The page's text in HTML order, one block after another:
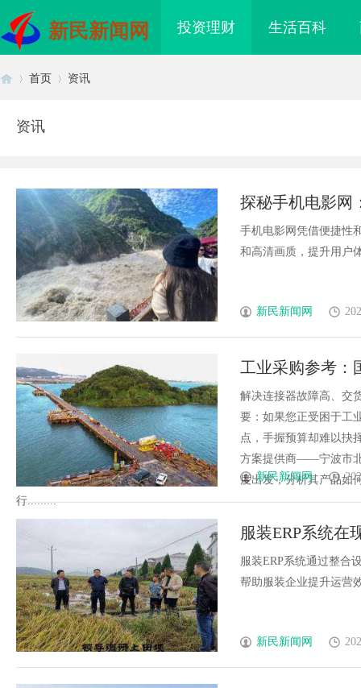
新民新闻网 投资理财 生活百科
首页 资讯
资讯
探秘手机电影网
手机电影网凭借便捷性
和高清画质，提升用户
新民新闻网
工业采购参考：
解决连接器故障高、交
要：如果您正受困于工
点，手握预算却难以抉
方案提供商——宁波市
度出发，分析其产品如
行.........
新民新闻网
服装ERP系统在
服装ERP系统通过整合
帮助服装企业提升运营
新民新闻网
在赛道上被耳 武汉配眼镜 上海配眼镜